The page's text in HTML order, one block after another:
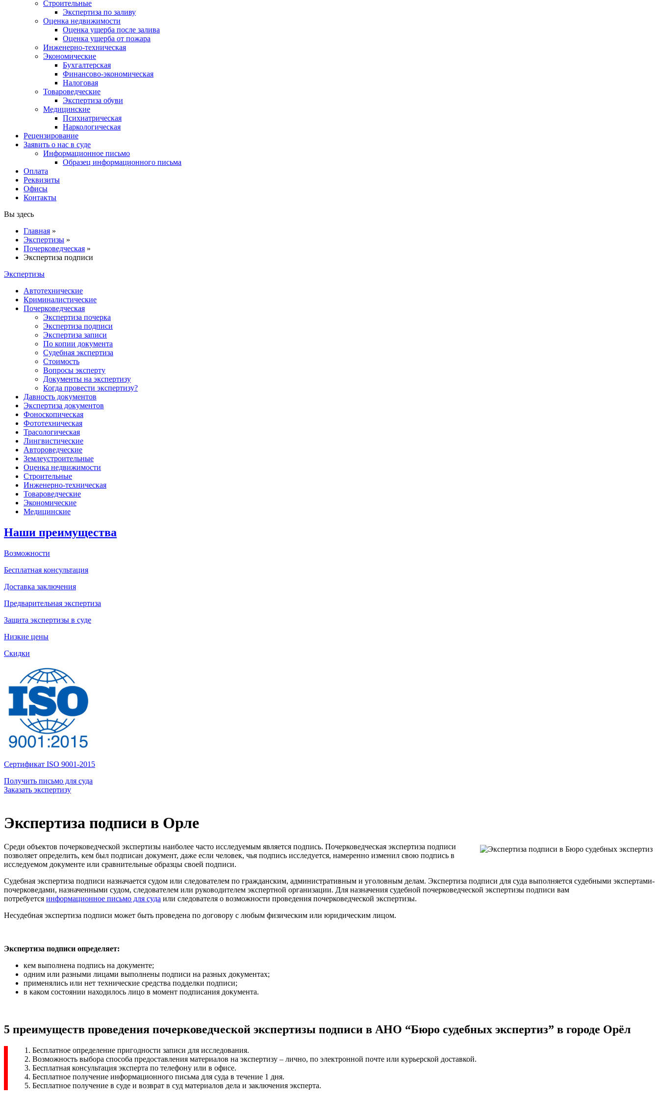
Строительные
Экспертиза по заливу
Оценка недвижимости
Оценка ущерба после залива
Оценка ущерба от пожара
Инженерно-техническая
Экономические
Бухгалтерская
Финансово-экономическая
Налоговая
Товароведческие
Экспертиза обуви
Медицинские
Психиатрическая
Наркологическая
Рецензирование
Заявить о нас в суде
Информационное письмо
Образец информационного письма
Оплата
Реквизиты
Офисы
Контакты
Вы здесь
Главная »
Экспертизы »
Почерковедческая »
Экспертиза подписи
Экспертизы
Автотехнические
Криминалистические
Почерковедческая
Экспертиза почерка
Экспертиза подписи
Экспертиза записи
По копии документа
Судебная экспертиза
Стоимость
Вопросы эксперту
Документы на экспертизу
Когда провести экспертизу?
Давность документов
Экспертиза документов
Фоноскопическая
Фототехническая
Трасологическая
Лингвистические
Автороведческие
Землеустроительные
Оценка недвижимости
Строительные
Инженерно-техническая
Товароведческие
Экономические
Медицинские
Наши преимущества
Возможности
Бесплатная консультация
Доставка заключения
Предварительная экспертиза
Защита экспертизы в суде
Низкие цены
Скидки
Сертификат ISO 9001-2015
Получить письмо для суда
Заказать экспертизу
Экспертиза подписи в Орле
Среди объектов почерковедческой экспертизы наиболее часто исследуемым является подпись. Почерковедческая экспертиза подписи
позволяет определить, кем был подписан документ, даже если человек, чья подпись исследуется, намеренно изменил свою подпись в
исследуемом документе или сравнительные образцы своей подписи.
Судебная экспертиза подписи назначается судом или следователем по гражданским, административным и уголовным делам. Экспертиза подписи для суда выполняется судебными экспертами-
почерковедами, назначенными судом, следователем или руководителем экспертной организации. Для назначения судебной почерковедческой экспертизы подписи вам
потребуется информационное письмо для суда или следователя о возможности проведения почерковедческой экспертизы.
Несудебная экспертиза подписи может быть проведена по договору с любым физическим или юридическим лицом.
Экспертиза подписи определяет:
кем выполнена подпись на документе;
одним или разными лицами выполнены подписи на разных документах;
применялись или нет технические средства подделки подписи;
в каком состоянии находилось лицо в момент подписания документа.
5 преимуществ проведения почерковедческой экспертизы подписи в АНО “Бюро судебных экспертиз” в городе Орёл
Бесплатное определение пригодности записи для исследования.
Возможность выбора способа предоставления материалов на экспертизу – лично, по электронной почте или курьерской доставкой.
Бесплатная консультация эксперта по телефону или в офисе.
Бесплатное получение информационного письма для суда в течение 1 дня.
Бесплатное получение в суде и возврат в суд материалов дела и заключения эксперта.